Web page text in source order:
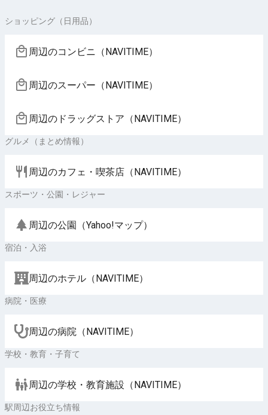
ショッピング（日用品）
周辺のコンビニ（NAVITIME）
周辺のスーパー（NAVITIME）
周辺のドラッグストア（NAVITIME）
グルメ（まとめ情報）
周辺のカフェ・喫茶店（NAVITIME）
スポーツ・公園・レジャー
周辺の公園（Yahoo!マップ）
宿泊・入浴
周辺のホテル（NAVITIME）
病院・医療
周辺の病院（NAVITIME）
学校・教育・子育て
周辺の学校・教育施設（NAVITIME）
駅周辺お役立ち情報